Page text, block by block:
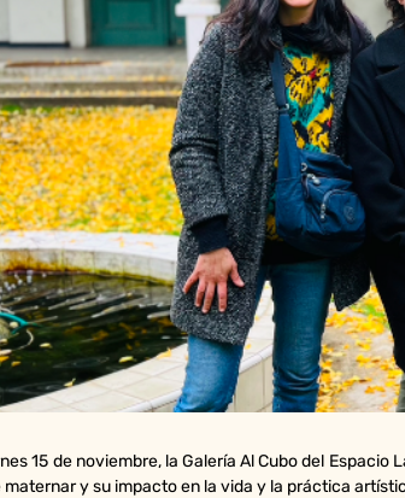
15 de noviembre, la Galería Al Cubo del Espacio
y su impacto en la vida y la práctica